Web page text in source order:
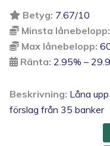
Betyg: 7.67/10
Minsta lånebelopp:
Max lånebelopp:
Ränta: 2.95% –
Beskrivning: Låna
förslag från 35 banker